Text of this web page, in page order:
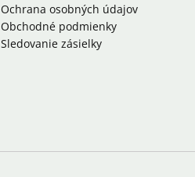
Ochrana osobných údajov
Obchodné podmienky
Sledovanie zásielky